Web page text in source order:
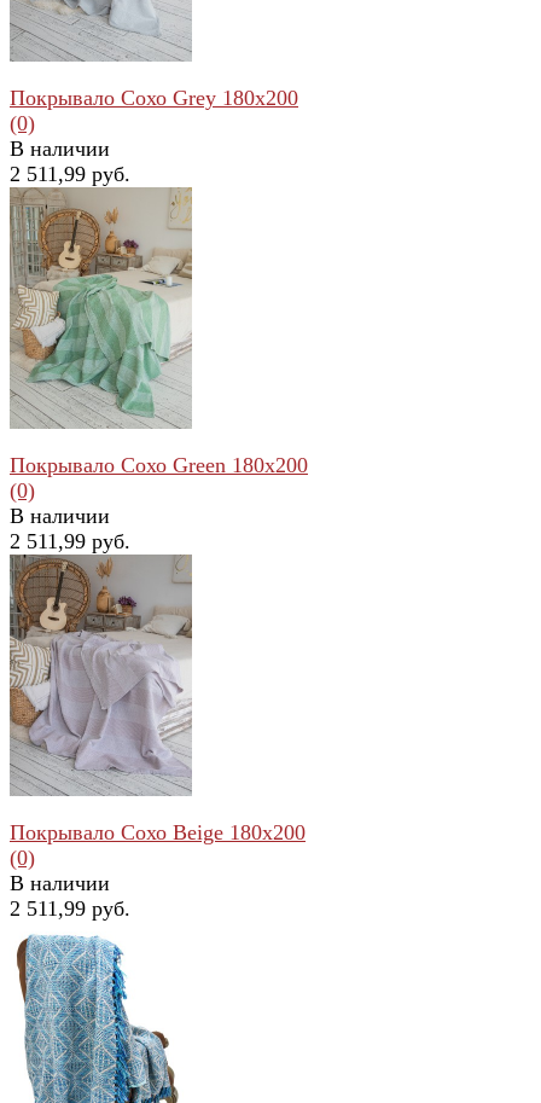
избранное сравнить
Покрывало Сохо Grey 180x200
(0)
В наличии
2 511,99 руб.
избранное сравнить
Покрывало Сохо Green 180x200
(0)
В наличии
2 511,99 руб.
избранное сравнить
Покрывало Сохо Beige 180x200
(0)
В наличии
2 511,99 руб.